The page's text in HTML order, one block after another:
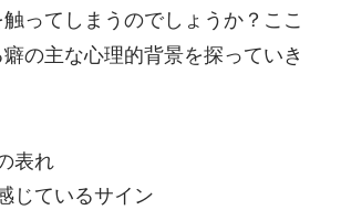
ってしまうのでしょうか？ここ
の主な心理的背景を探っていき
表れ
じているサイン